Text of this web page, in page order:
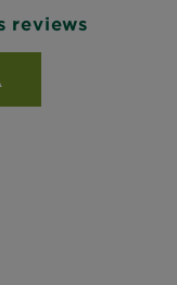
reviews